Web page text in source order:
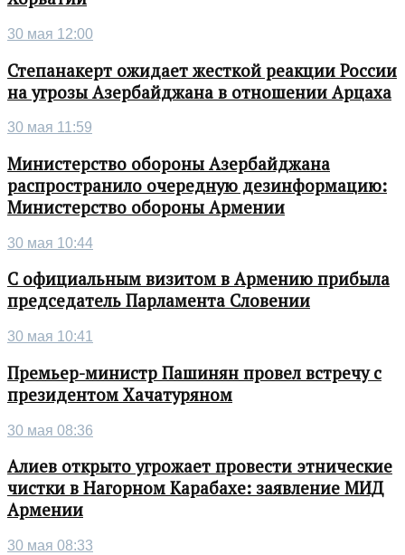
30 мая 12:00
Степанакерт ожидает жесткой реакции России
на угрозы Азербайджана в отношении Арцаха
30 мая 11:59
Министерство обороны Азербайджана
распространило очередную дезинформацию:
Министерство обороны Армении
30 мая 10:44
С официальным визитом в Армению прибыла
председатель Парламента Словении
30 мая 10:41
Премьер-министр Пашинян провел встречу с
президентом Хачатуряном
30 мая 08:36
Алиев открыто угрожает провести этнические
чистки в Нагорном Карабахе: заявление МИД
Армении
30 мая 08:33